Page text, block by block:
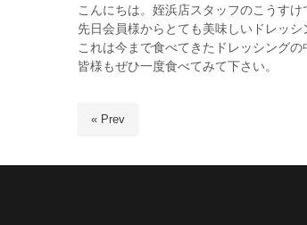
こんにちは。姪浜店スタッフのこうすけ
先日会員様からとても美味しいドレッシ
これは今まで食べてきたドレッシング
皆様もぜひ一度食べてみて下さい。
« Prev